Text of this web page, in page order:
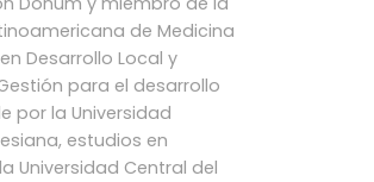
de Medicina
Desarrollo Local y
para el desarrollo
por la Universidad
estudios en
Universidad Central del